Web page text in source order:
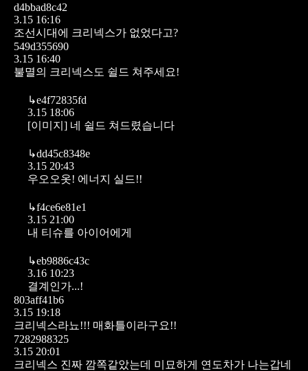
d4bbad8c42
3.15 16:16
조선시대에 크리넥스가 없었다고?
549d355690
3.15 16:40
불멸의 크리넥스도 쉴드 쳐주세요!
↳e4f72835fd
3.15 18:06
[이미지] 네 쉴드 쳐드렸습니다
↳dd45c8348e
3.15 20:43
우오오옷! 에너지 실드!!
↳f4ce6e81e1
3.15 21:00
내 티슈를 아이어에게
↳eb9886c43c
3.16 10:23
결계인가...!
803aff41b6
3.15 19:18
크리넥스라뇨!!! 매화틀이라구요!!
7282988325
3.15 20:01
크리넥스 진짜 깜쪽같았는데 미묘하게 연도차가 나는갑네